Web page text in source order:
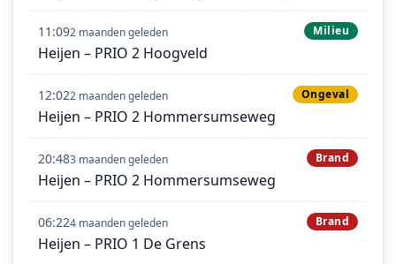
11:092 maanden geleden Milieu
Heijen – PRIO 2 Hoogveld
12:022 maanden geleden Ongeval
Heijen – PRIO 2 Hommersumseweg
20:483 maanden geleden Brand
Heijen – PRIO 2 Hommersumseweg
06:224 maanden geleden Brand
Heijen – PRIO 1 De Grens